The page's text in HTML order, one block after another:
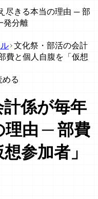
尽きる本当の理由 ─ 部
発分離
文化祭・部活の会計
費と個人自腹を「仮想
める
係が毎年
由 ─ 部費
参加者」